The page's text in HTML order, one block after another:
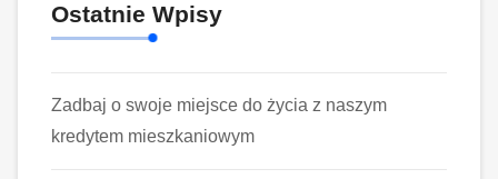
Ostatnie Wpisy
Zadbaj o swoje miejsce do życia z naszym
kredytem mieszkaniowym